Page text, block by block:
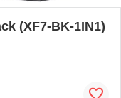
(XF7-BK-1IN1)